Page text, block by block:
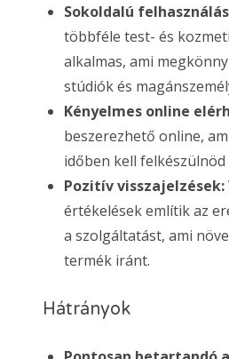
Sokoldalú
többféle test- és
alkalmas, ami
stúdiók és
Kényelmes online
beszerezhető online,
időben kell
Pozitív visszajelzések:
értékelések említik az
a szolgáltatást, ami
termék iránt.
Hátrányok